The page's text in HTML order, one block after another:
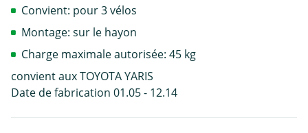
Convient: pour 3 vélos
Montage: sur le hayon
Charge maximale autorisée: 45 kg
convient aux TOYOTA YARIS
Date de fabrication 01.05 - 12.14